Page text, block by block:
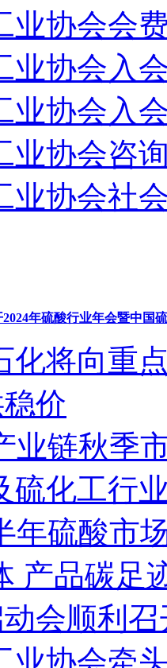
业协会会
业协会入
业协会入
业协会咨
业协会社
2024年硫酸行业年会暨中国
化将向重
价
业链秋季
硫化工行
年硫酸市
产品碳足
会顺利召
业协会牵